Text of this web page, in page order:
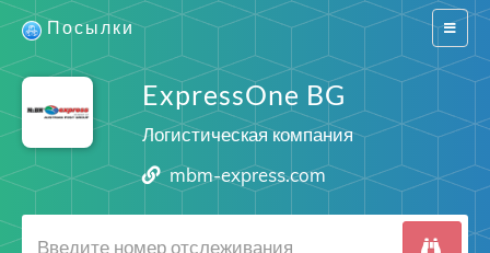
Switch
Посылки
ExpressOne BG
Логистическая компания
mbm-express.com